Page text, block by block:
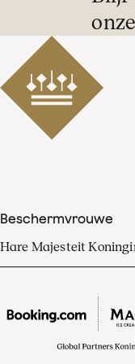
Beschermvrouwe
Hare Majesteit